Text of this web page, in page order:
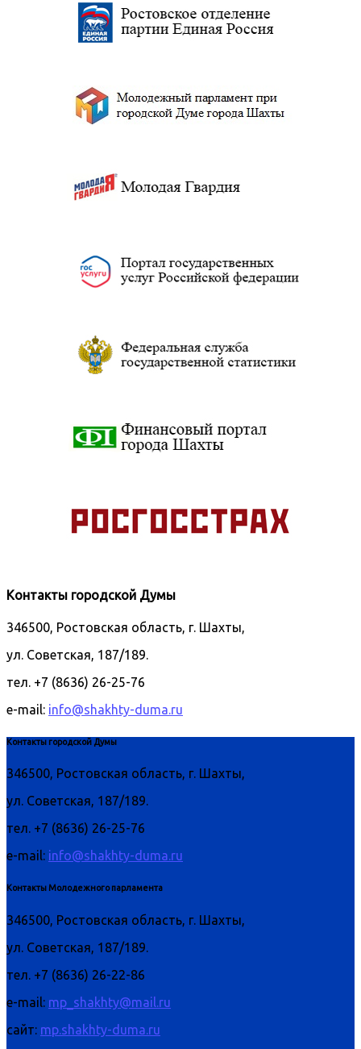
Контакты городской Думы
346500, Ростовская область, г. Шахты,
ул. Советская, 187/189.
тел. +7 (8636) 26-25-76
e-mail: info@shakhty-duma.ru
Контакты городской Думы
346500, Ростовская область, г. Шахты,
ул. Советская, 187/189.
тел. +7 (8636) 26-25-76
e-mail: info@shakhty-duma.ru
Контакты Молодежного парламента
346500, Ростовская область, г. Шахты,
ул. Советская, 187/189.
тел. +7 (8636) 26-22-86
e-mail: mp_shakhty@mail.ru
сайт: mp.shakhty-duma.ru